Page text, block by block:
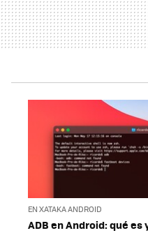
EN XATAKA ANDROID
ADB en Android: qué